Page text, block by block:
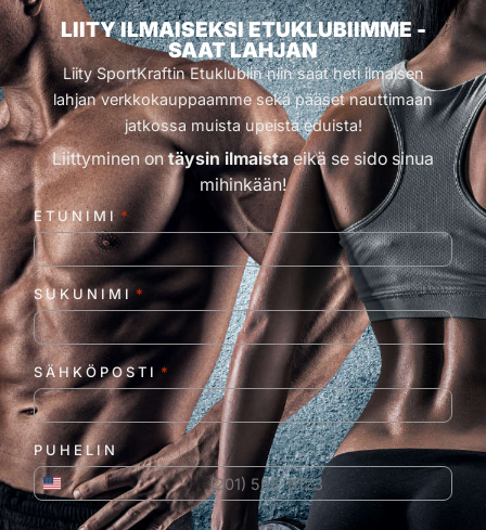
LIITY ILMAISEKSI ETUKLUBIIMME -
SAAT LAHJAN
Liity SportKraftin Etuklubiin niin saat heti ilmaisen
lahjan verkkokauppaamme sekä pääset nauttimaan
jatkossa muista upeista eduista!
Liittyminen ontäysin ilmaistaeikä se sido sinua
mihinkään!
ETUNIMI *
SUKUNIMI *
SÄHKÖPOSTI *
PUHELIN
Yhdysvallat +1